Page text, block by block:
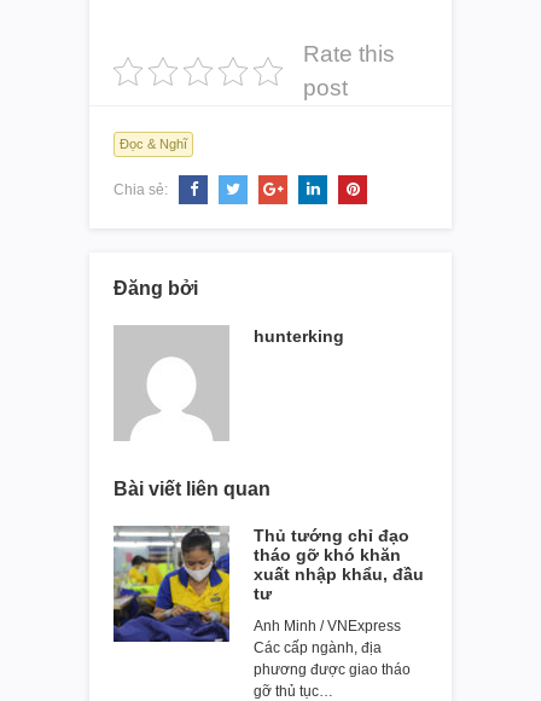
Rate this
post
Đọc & Nghĩ
Chia sẻ:
Đăng bởi
hunterking
Bài viết liên quan
Thủ tướng chỉ đạo
tháo gỡ khó khăn
xuất nhập khẩu, đầu
tư
Anh Minh / VNExpress
Các cấp ngành, địa
phương được giao tháo
gỡ thủ tục…